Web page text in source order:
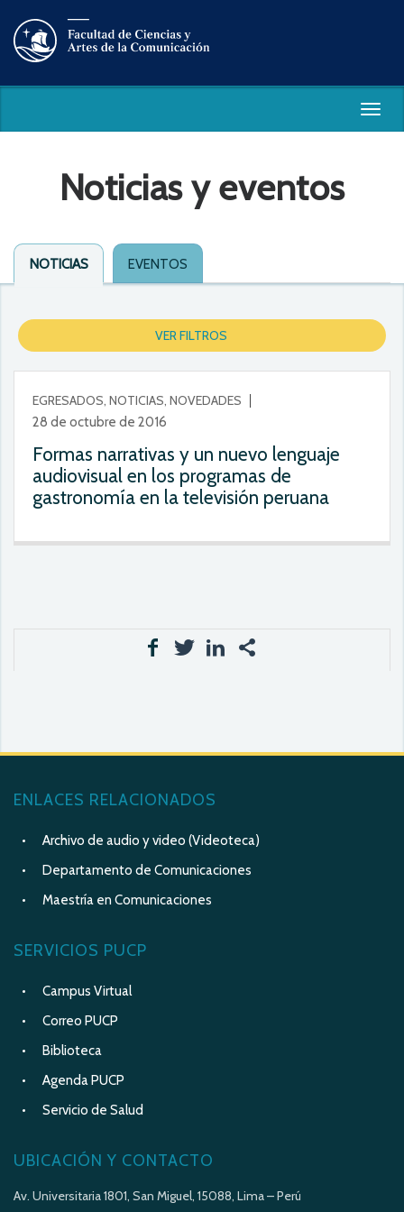
Noticias y eventos
NOTICIAS EVENTOS
VER FILTROS
EGRESADOS, NOTICIAS, NOVEDADES
28 de octubre de 2016
Formas narrativas y un nuevo lenguaje
audiovisual en los programas de
gastronomía en la televisión peruana
ENLACES RELACIONADOS
Archivo de audio y video (Videoteca)
Departamento de Comunicaciones
Maestría en Comunicaciones
SERVICIOS PUCP
Campus Virtual
Correo PUCP
Biblioteca
Agenda PUCP
Servicio de Salud
UBICACIÓN Y CONTACTO
Av. Universitaria 1801, San Miguel, 15088, Lima – Perú